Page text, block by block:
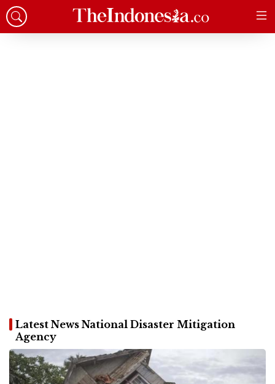
Latest News National Disaster Mitigation
Agency